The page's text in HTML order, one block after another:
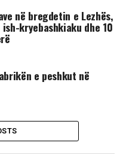
në bregdetin e Lezhës,
kryebashkiaku dhe 10
e peshkut në